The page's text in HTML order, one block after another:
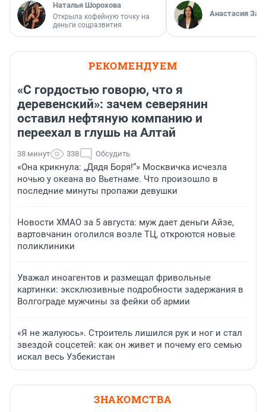
Наталья Шорохова
Открыла кофейную точку на
деньги соцразвития
Анастасия
РЕКОМЕНДУЕМ
«С гордостью говорю, что я
деревенский»: зачем северянин
оставил нефтяную компанию и
переехал в глушь на Алтай
38 минут 338 Обсудить
«Она крикнула: „Дядя Боря!“» Москвичка исчезла
ночью у океана во Вьетнаме. Что произошло в
последние минуты пропажи девушки
Новости ХМАО за 5 августа: муж дает деньги Айзе,
вартовчанин оголился возле ТЦ, откроются новые
поликлиники
Уважал иноагентов и размещал фривольные
картинки: эксклюзивные подробности задержания в
Волгограде мужчины за фейки об армии
«Я не жалуюсь». Строитель лишился рук и ног и стал
звездой соцсетей: как он живет и почему его семью
искал весь Узбекистан
ЗНАКОМСТВА